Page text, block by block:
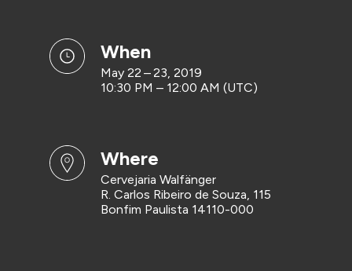
when
May 22 – 23, 2019
10:30 PM – 12:00 AM (UTC)
where
Cervejaria Walfänger
R. Carlos Ribeiro de Souza, 115
Bonfim Paulista 14110-000